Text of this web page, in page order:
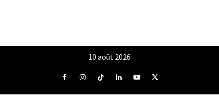
10 août 2026
FacebookInstagramTiktok LinkedInYoutube
X